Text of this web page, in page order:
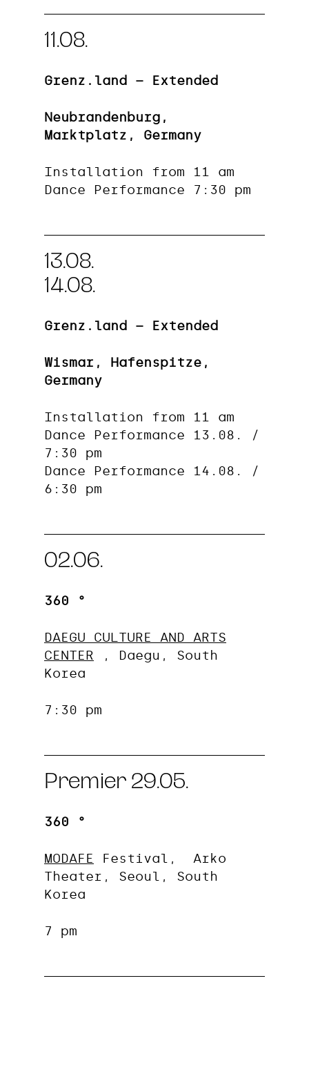
11.08.
Grenz.land – Extended
Neubrandenburg,
Marktplatz, Germany
Installation from 11 am
Dance Performance 7:30 pm
13.08.
14.08.
Grenz.land – Extended
Wismar, Hafenspitze,
Germany
Installation from 11 am
Dance Performance 13.08. /
7:30 pm
Dance Performance 14.08. /
6:30 pm
02.06.
360 °
DAEGU CULTURE AND ARTS
CENTER , Daegu, South
Korea
7:30 pm
Premier 29.05.
360 °
MODAFE Festival, Arko
Theater, Seoul, South
Korea
7 pm